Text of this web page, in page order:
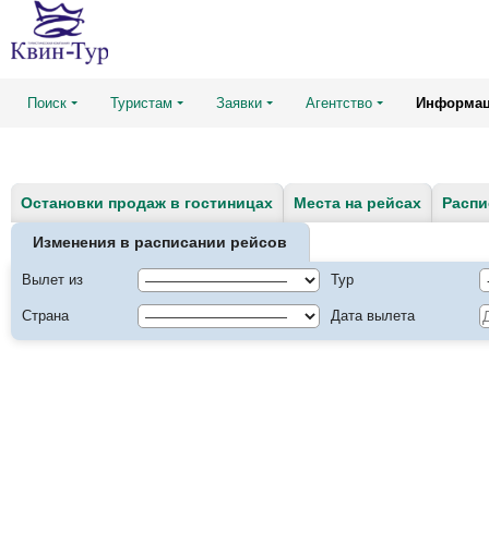
Поиск Туристам Заявки Агентство
Остановки продаж в гостиницах Места на рейсах
Изменения в расписании рейсов
Вылет из Тур
Страна Дата вылета